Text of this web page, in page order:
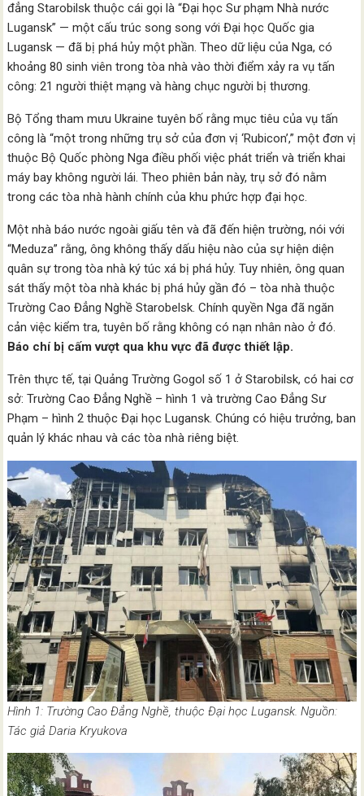
đẳng Starobilsk thuộc cái gọi là “Đại học Sư phạm Nhà nước
Lugansk” — một cấu trúc song song với Đại học Quốc gia
Lugansk — đã bị phá hủy một phần. Theo dữ liệu của Nga, có
khoảng 80 sinh viên trong tòa nhà vào thời điểm xảy ra vụ tấn
công: 21 người thiệt mạng và hàng chục người bị thương.
Bộ Tổng tham mưu Ukraine tuyên bố rằng mục tiêu của vụ tấn
công là “một trong những trụ sở của đơn vị ‘Rubicon’,” một đơn vị
thuộc Bộ Quốc phòng Nga điều phối việc phát triển và triển khai
máy bay không người lái. Theo phiên bản này, trụ sở đó nằm
trong các tòa nhà hành chính của khu phức hợp đại học.
Một nhà báo nước ngoài giấu tên và đã đến hiện trường, nói với
“Meduza” rằng, ông không thấy dấu hiệu nào của sự hiện diện
quân sự trong tòa nhà ký túc xá bị phá hủy. Tuy nhiên, ông quan
sát thấy một tòa nhà khác bị phá hủy gần đó – tòa nhà thuộc
Trường Cao Đẳng Nghề Starobelsk. Chính quyền Nga đã ngăn
cản việc kiểm tra, tuyên bố rằng không có nạn nhân nào ở đó.
Báo chí bị cấm vượt qua khu vực đã được thiết lập.
Trên thực tế, tại Quảng Trường Gogol số 1 ở Starobilsk, có hai cơ
sở: Trường Cao Đẳng Nghề – hình 1 và trường Cao Đẳng Sư
Phạm – hình 2 thuộc Đại học Lugansk. Chúng có hiệu trưởng, ban
quản lý khác nhau và các tòa nhà riêng biệt.
Hình 1: Trường Cao Đẳng Nghề, thuộc Đại học Lugansk. Nguồn:
Tác giả Daria Kryukova